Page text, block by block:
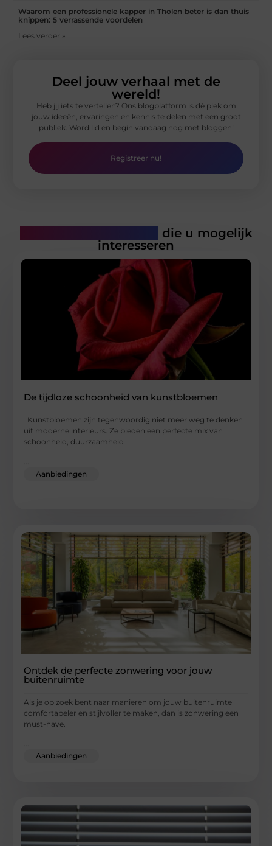
Waarom een professionele kapper in Tholen beter is dan thuis
knippen: 5 verrassende voordelen
Lees verder »
Deel jouw verhaal met de
wereld!
Heb jij iets te vertellen? Ons blogplatform is dé plek om
jouw ideeën, ervaringen en kennis te delen met een groot
publiek. Word lid en begin vandaag nog met bloggen!
Registreer nu!
die u mogelijk
interesseren
De tijdloze schoonheid van kunstbloemen
Kunstbloemen zijn tegenwoordig niet meer weg te denken
uit moderne interieurs. Ze bieden een perfecte mix van
schoonheid, duurzaamheid
Aanbiedingen
Ontdek de perfecte zonwering voor jouw
buitenruimte
Als je op zoek bent naar manieren om jouw buitenruimte
comfortabeler en stijlvoller te maken, dan is zonwering een
must-have.
...
Aanbiedingen